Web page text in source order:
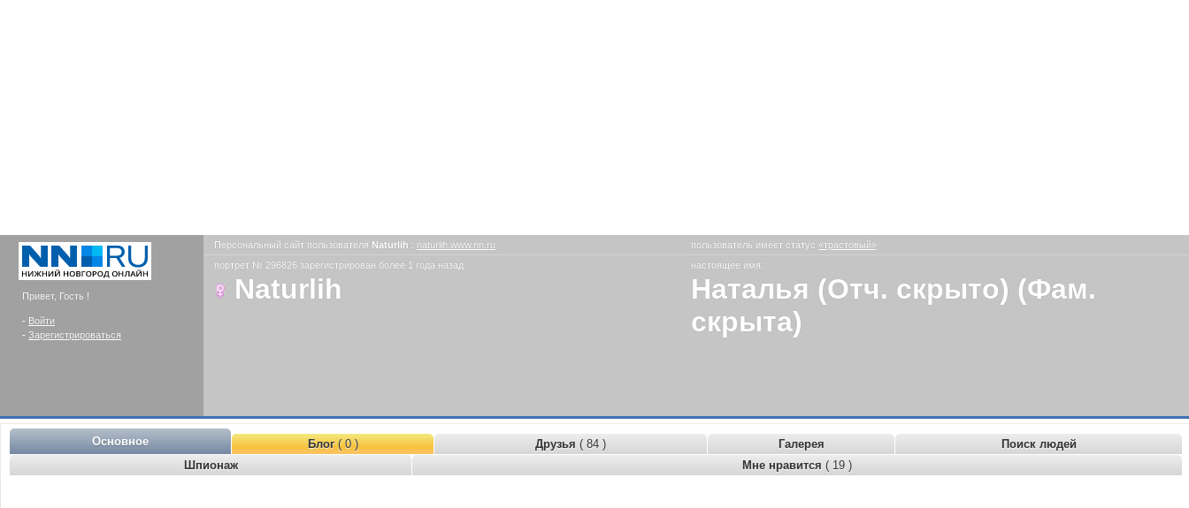
Привет, Гость !
- Войти
- Зарегистрироваться
Персональный сайт пользователя Naturlih : naturlih.www.nn.ru пользователь имеет статус «трастовый»
портрет № 296826 зарегистрирован более 1 года назад
Naturlih
настоящее имя:
Наталья (Отч. скрыто) (Фам.
скрыта)
Основное Блог( 0 ) Друзья ( 84 ) Галерея
Поиск людей
Шпионаж
Мне нравится ( 19 )